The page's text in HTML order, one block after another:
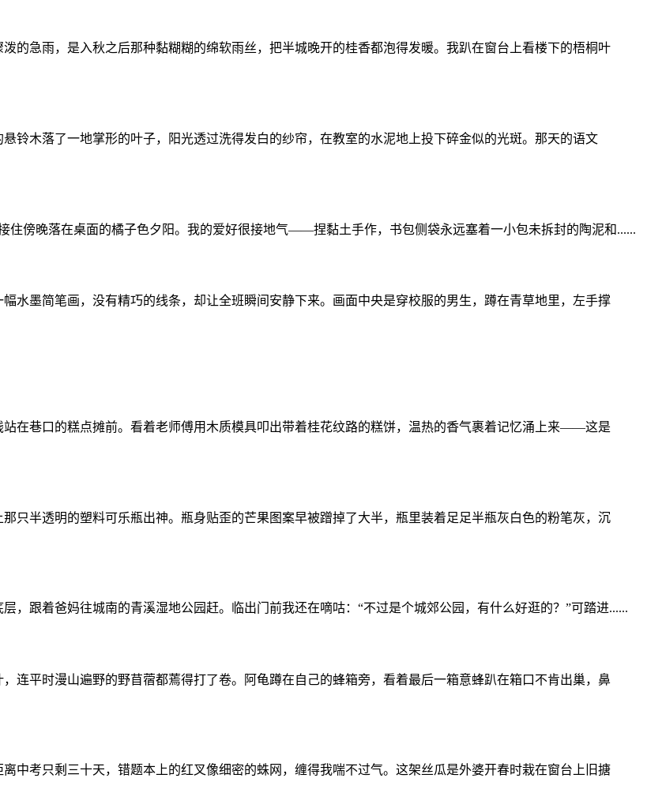
的急雨，是入秋之后那种黏糊糊的绵软雨丝，把半城晚开的桂香都泡得发暖。我趴在窗台上看楼下的梧桐叶
铃木落了一地掌形的叶子，阳光透过洗得发白的纱帘，在教室的水泥地上投下碎金似的光斑。那天的语文
住傍晚落在桌面的橘子色夕阳。我的爱好很接地气——捏黏土手作，书包侧袋永远塞着一小包未拆封的陶泥和......
水墨简笔画，没有精巧的线条，却让全班瞬间安静下来。画面中央是穿校服的男生，蹲在青草地里，左手撑
在巷口的糕点摊前。看着老师傅用木质模具叩出带着桂花纹路的糕饼，温热的香气裹着记忆涌上来——这是
只半透明的塑料可乐瓶出神。瓶身贴歪的芒果图案早被蹭掉了大半，瓶里装着足足半瓶灰白色的粉笔灰，沉
，跟着爸妈往城南的青溪湿地公园赶。临出门前我还在嘀咕：“不过是个城郊公园，有什么好逛的？”可踏进......
连平时漫山遍野的野苜蓿都蔫得打了卷。阿龟蹲在自己的蜂箱旁，看着最后一箱意蜂趴在箱口不肯出巢，鼻
中考只剩三十天，错题本上的红叉像细密的蛛网，缠得我喘不过气。这架丝瓜是外婆开春时栽在窗台上旧搪